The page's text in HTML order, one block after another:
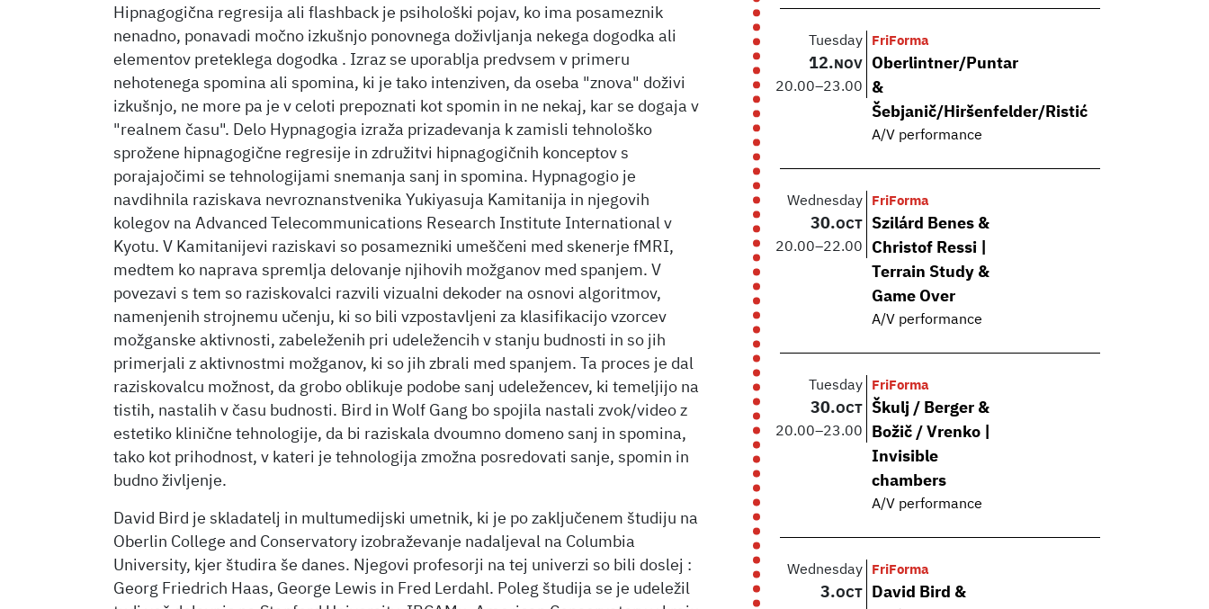
Hipnagogična regresija ali flashback je psihološki pojav, ko ima posameznik
nenadno, ponavadi močno izkušnjo ponovnega doživljanja nekega dogodka ali
elementov preteklega dogodka . Izraz se uporablja predvsem v primeru
nehotenega spomina ali spomina, ki je tako intenziven, da oseba "znova" doživi
izkušnjo, ne more pa je v celoti prepoznati kot spomin in ne nekaj, kar se dogaja v
"realnem času". Delo Hypnagogia izraža prizadevanja k zamisli tehnološko
sprožene hipnagogične regresije in združitvi hipnagogičnih konceptov s
porajajočimi se tehnologijami snemanja sanj in spomina. Hypnagogio je
navdihnila raziskava nevroznanstvenika Yukiyasuja Kamitanija in njegovih
kolegov na Advanced Telecommunications Research Institute International v
Kyotu. V Kamitanijevi raziskavi so posamezniki umeščeni med skenerje fMRI,
medtem ko naprava spremlja delovanje njihovih možganov med spanjem. V
povezavi s tem so raziskovalci razvili vizualni dekoder na osnovi algoritmov,
namenjenih strojnemu učenju, ki so bili vzpostavljeni za klasifikacijo vzorcev
možganske aktivnosti, zabeleženih pri udeležencih v stanju budnosti in so jih
primerjali z aktivnostmi možganov, ki so jih zbrali med spanjem. Ta proces je dal
raziskovalcu možnost, da grobo oblikuje podobe sanj udeležencev, ki temeljijo na
tistih, nastalih v času budnosti. Bird in Wolf Gang bo spojila nastali zvok/video z
estetiko klinične tehnologije, da bi raziskala dvoumno domeno sanj in spomina,
tako kot prihodnost, v kateri je tehnologija zmožna posredovati sanje, spomin in
budno življenje.
David Bird je skladatelj in multumedijski umetnik, ki je po zaključenem študiju na
Oberlin College and Conservatory izobraževanje nadaljeval na Columbia
University, kjer študira še danes. Njegovi profesorji na tej univerzi so bili doslej :
Georg Friedrich Haas, George Lewis in Fred Lerdahl. Poleg študija se je udeležil
Tuesday
12. NOV
20.00–23.00
FriForma
Oberlintner/Puntar
&
Šebjanič/Hiršenfelder/Ristić
A/V performance
Wednesday
30.OCT
20.00–22.00
FriForma
Szilárd Benes &
Christof Ressi |
Terrain Study &
Game Over
A/V performance
Tuesday
30.OCT
20.00–23.00
FriForma
Škulj / Berger &
Božič / Vrenko |
Invisible
chambers
A/V performance
Wednesday
3.OCT
FriForma
David Bird &